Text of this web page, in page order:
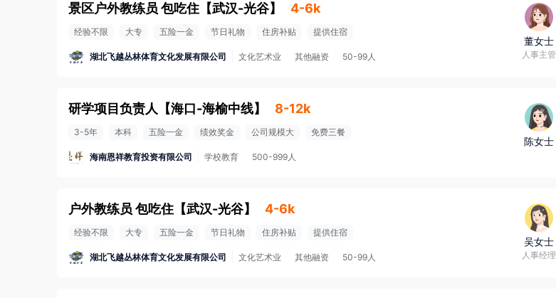
景区户外教练员 包吃住 【武汉-光谷】 4-6k
经验不限 大专 五险一金 节日礼物 住房补贴 提供住宿
湖北飞越丛林体育文化发展有限公司 文化艺术业 其他融资 50-99人
董女士
人事主管
研学项目负责人 【海口-海榆中线】 8-12k
3-5年 本科 五险一金 绩效奖金 公司规模大 免费三餐
海南恩祥教育投资有限公司 学校教育 500-999人
陈女士
户外教练员 包吃住 【武汉-光谷】 4-6k
经验不限 大专 五险一金 节日礼物 住房补贴 提供住宿
湖北飞越丛林体育文化发展有限公司 文化艺术业 其他融资 50-99人
吴女士
人事经理